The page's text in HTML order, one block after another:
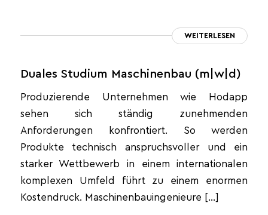
WEITERLESEN
Duales Studium Maschinenbau (m|w|d)
Produzierende Unternehmen wie Hodapp
sehen sich ständig zunehmenden
Anforderungen konfrontiert. So werden
Produkte technisch anspruchsvoller und ein
starker Wettbewerb in einem internationalen
komplexen Umfeld führt zu einem enormen
Kostendruck. Maschinenbauingenieure […]